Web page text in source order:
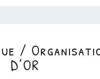
/
D’OR